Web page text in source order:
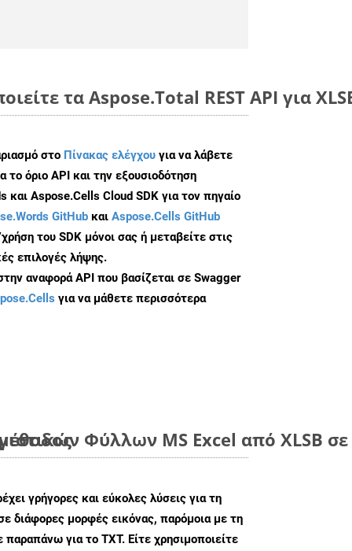
τα Aspose.Total REST API για
στο Πίνακας ελέγχου για να λάβετε
το όριο API και την εξουσιοδότηση
Aspose.Cells Cloud SDK για τον πηγαίο
GitHub και Aspose.Cells GitHub
του SDK μόνοι σας ή μεταβείτε στις
επιλογές λήψης.
αναφορά API που βασίζεται σε Swagger
για να μάθετε περισσότερα
Φύλλων MS Excel από XLSB
γρήγορες και εύκολες λύσεις για τη
διάφορες μορφές εικόνας, παρόμοια με τη
για το TXT. Είτε χρησιμοποιείτε